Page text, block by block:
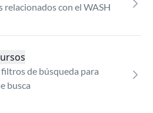
relacionados con el WASH
de búsqueda para
busca